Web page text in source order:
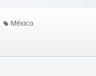
México